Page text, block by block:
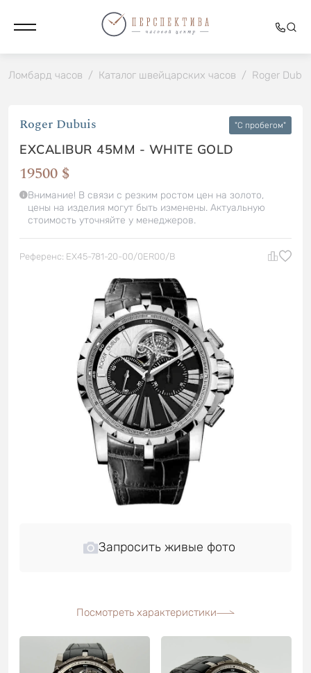
Ломбард часов / Каталог швейцарских часов / Roger
Roger Dubuis "C пробегом"
EXCALIBUR 45MM - WHITE GOLD
19500 $
Внимание! В связи с резким ростом цен на золото,
цены на изделия могут быть изменены. Актуальную
стоимость уточняйте у менеджеров.
Референс: EX45-781-20-00/0ER00/B
Запросить живые фото
Посмотреть характеристики